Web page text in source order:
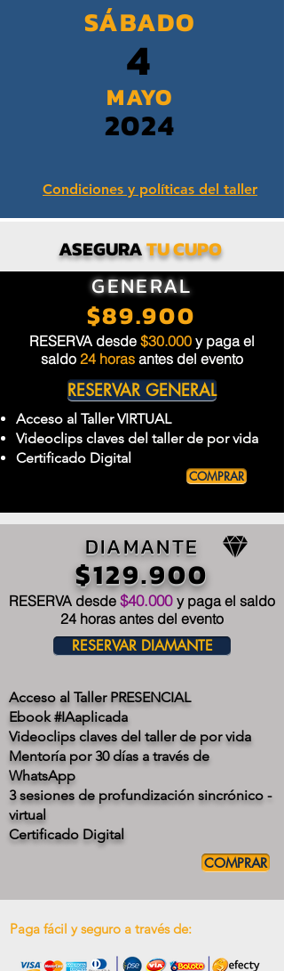
SÁBADO
4
MAYO
2024
Condiciones y políticas del taller
ASEGURATU CUPO
GENERAL
$89.900
RESERVA desde $30.000 y paga el
saldo 24 horas antes del evento
RESERVAR GENERAL
Acceso al Taller VIRTUAL
Videoclips claves del taller de por vida
Certificado Digital
COMPRAR
DIAMANTE
$129.900
RESERVA desde $40.000 y paga el saldo
24 horas antes del evento
RESERVAR DIAMANTE
Acceso al Taller PRESENCIAL
Ebook #IAaplicada
Videoclips claves del taller de por vida
Mentoría por 30 días a través de
WhatsApp
3 sesiones de profundización sincrónico -
virtual
Certificado Digital
COMPRAR
Paga fácil y seguro a través de: